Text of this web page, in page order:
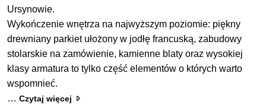
Ursynowie.
Wykończenie wnętrza na najwyższym poziomie: piękny
drewniany parkiet ułożony w jodłę francuską, zabudowy
stolarskie na zamówienie, kamienne blaty oraz wysokiej
klasy armatura to tylko część elementów o których warto
wspomnieć.
… Czytaj więcej